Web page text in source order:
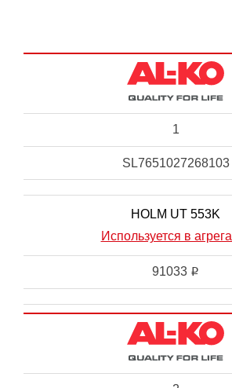
1
SL7651027268103
HOLM UT 553K
Используется в
91033 i